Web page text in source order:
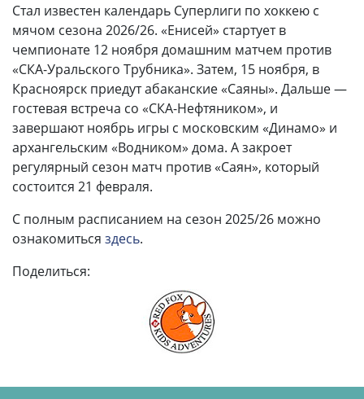
Стал известен календарь Суперлиги по хоккею с
мячом сезона 2026/26. «Енисей» стартует в
чемпионате 12 ноября домашним матчем против
«СКА-Уральского Трубника». Затем, 15 ноября, в
Красноярск приедут абаканские «Саяны». Дальше —
гостевая встреча со «СКА-Нефтяником», и
завершают ноябрь игры с московским «Динамо» и
архангельским «Водником» дома. А закроет
регулярный сезон матч против «Саян», который
состоится 21 февраля.
С полным расписанием на сезон 2025/26 можно
ознакомиться здесь.
Поделиться: